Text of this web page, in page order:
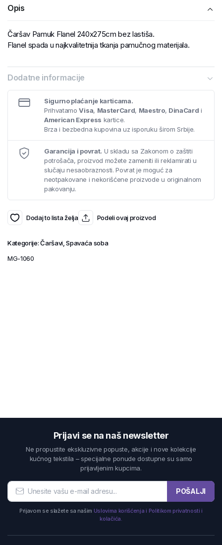
Opis
Čaršav Pamuk Flanel 240x275cm bez lastiša.
Flanel spada u najkvalitetnija tkanja pamučnog materijala.
Dodatne informacije
Sigurno plaćanje karticama.
PrihvatamoVisa, MasterCard, Maestro, DinaCard i
American Express kartice.
Brza i bezbedna kupovina uz isporuku širom Srbije.
Garancija i povrat. U skladu sa Zakonom o zaštiti
potrošača, proizvod možete zameniti ili reklamirati u
slučaju nesaobraznosti. Povrat je moguć za
neotpakovane i nekorišćene proizvode u originalnom
pakovanju.
Dodaj to lista želja Podeli ovaj proizvod
Kategorije:Čaršavi,Spavaća soba
MG-1060
Prijavi se na naš newsletter
Ne propustite ekskluzivne popuste, akcije i nove kolekcije
kućnog tekstila – specijalne ponude dostupne su samo
prijavljenim kupcima.
POŠALJI
Prijavom se slažete sa našim Uslovima korišćenja i Politikom privatnosti i
kolačića.